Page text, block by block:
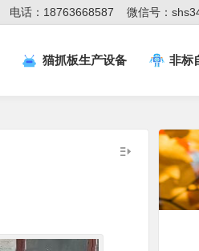
电话：18763668587 微信号：
猫抓板生产设备 非标